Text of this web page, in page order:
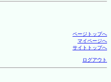
ページトップへ
マイページへ
サイトトップへ
ログアウト